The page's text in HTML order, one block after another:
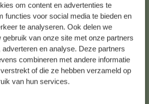
om content en advertenties te
functies voor social media te bieden en
te analyseren. Ook delen we
gebruik van onze site met onze partners
en analyse. Deze partners
combineren met andere informatie
of die ze hebben verzameld op
van hun services.
Hilfe
oder Tipps und Hilfe brauchen, wenden
Kundenservice. Oder lesen Sie hier
gestellte Fragen.